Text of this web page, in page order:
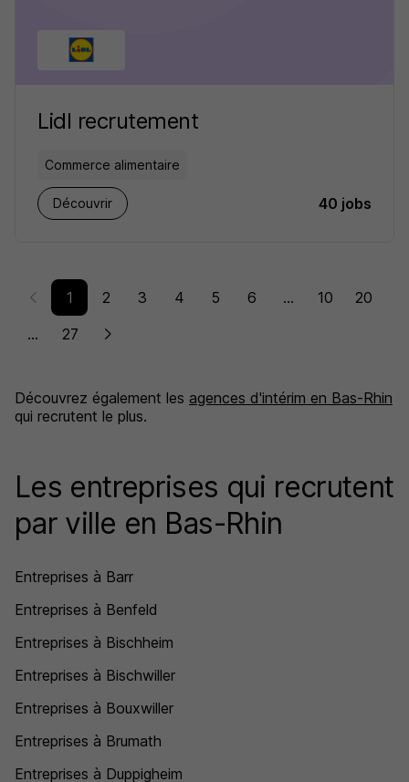
Lidl recrutement
Commerce alimentaire
Découvrir 40 jobs
1 2 3 4 5 6 ... 10
20
...
27
Découvrez également les agences d'intérim en Bas-Rhin
qui recrutent le plus.
Les entreprises qui recrutent
par ville en Bas-Rhin
Entreprises à Barr
Entreprises à Benfeld
Entreprises à Bischheim
Entreprises à Bischwiller
Entreprises à Bouxwiller
Entreprises à Brumath
Entreprises à Duppigheim